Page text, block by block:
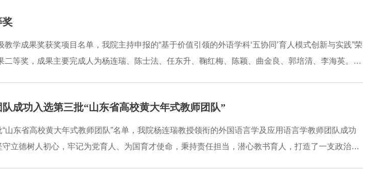
《新德汉翻译教程》，系王京平老师与杨帆老师自主编写，该教材2011年被认定为国家规划教材，
奖，是德语界翻译教学使用最多的教材。为扩大学生的知识视野，本课程建设了配套的“德汉翻译入
翻译经验分享，该慕课已在中国大学MOOC、智慧树、中国高校外语慕课三个平台上线，收到德语
奖
学成果奖获奖项目名单，我院主持申报的“基于价值引领的外语学科‘五协同’育人模式创新与实践”荣
等奖，成果主要完成人为杨连瑞、陈士法、任东升、鞠红梅、陈颖、曲金良、郭培清、李海英。外
果与社会需求的协同。本成果关注系统内部要素交互联系和普遍性，面向国家需要，立足外语学科
力，拓展学科外延，创建了以“以德为先、家国情怀、国际视野的价值引领、系统内部十要素五协
模式，将学术研究成果服务于国家对外战略需求，并贯彻到教育教学中，形成学科建设、科学研究、
成功入选第三批“山东省高校黄大年式教师团队”
山东省高校黄大年式教师团队”名单，我院杨连瑞教授领衔的外国语言学及应用语言学教师团队成功
立德树人初心，牢记为党育人、为国育才使命，秉持责任担当，潜心教书育人，打造了一支政治素